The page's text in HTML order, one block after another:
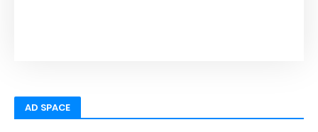
AD SPACE